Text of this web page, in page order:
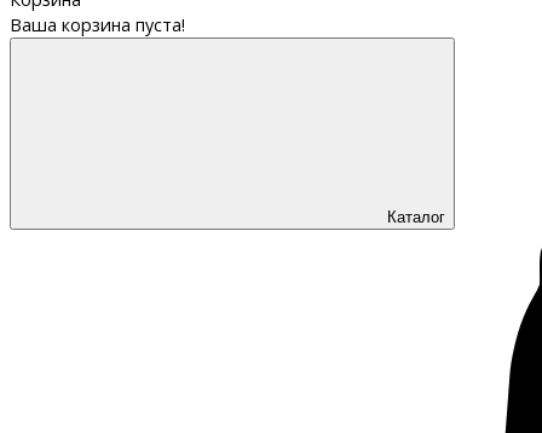
Ваша корзина пуста!
Каталог